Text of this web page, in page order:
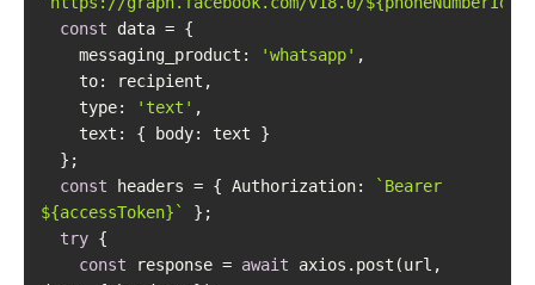
const
messaging_product : 'whatsapp'
to
type: 'text'
text : { body
const headers = { Authorization:
${accessToken} `
try
const response = await axios.post(url,